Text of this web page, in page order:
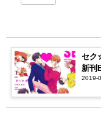
セク
新刊
2019-